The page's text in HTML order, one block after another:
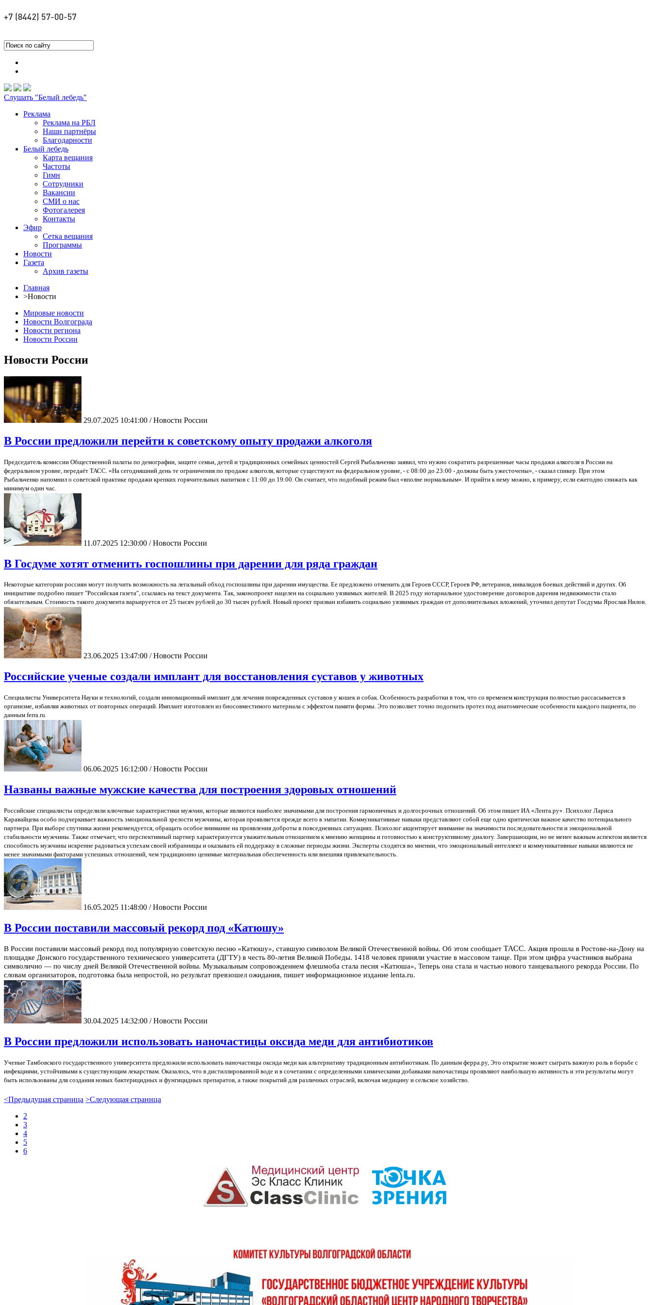
Слушать "Белый лебедь"
Реклама
Реклама на РБЛ
Наши партнёры
Благодарности
Белый лебедь
Карта вещания
Частоты
Гимн
Сотрудники
Вакансии
СМИ о нас
Фотогалерея
Контакты
Эфир
Сетка вещания
Программы
Новости
Газета
Архив газеты
Главная
>Новости
Мировые новости
Новости Волгограда
Новости региона
Новости России
Новости России
29.07.2025 10:41:00 / Новости России
В России предложили перейти к советскому опыту продажи алкоголя
Председатель комиссии Общественной палаты по демографии, защите семьи, детей и традиционных семейных ценностей Сергей Рыбальченко заявил, что нужно сократить разрешенные часы продажи алкоголя в России на
федеральном уровне, передаёт ТАСС. «На сегодняшний день те ограничения по продаже алкоголя, которые существуют на федеральном уровне, - с 08:00 до 23:00 - должны быть ужесточены», - сказал спикер. При этом
Рыбальченко напомнил о советской практике продажи крепких горячительных напитков с 11:00 до 19:00. Он считает, что подобный режим был «вполне нормальным». И прийти к нему можно, к примеру, если ежегодно снижать как
минимум один час.
11.07.2025 12:30:00 / Новости России
В Госдуме хотят отменить госпошлины при дарении для ряда граждан
Некоторые категории россиян могут получить возможность на легальный обход госпошлины при дарении имущества. Ее предложено отменить для Героев СССР, Героев РФ, ветеранов, инвалидов боевых действий и других. Об
инициативе подробно пишет "Российская газета", ссылаясь на текст документа. Так, законопроект нацелен на социально уязвимых жителей. В 2025 году нотариальное удостоверение договоров дарения недвижимости стало
обязательным. Стоимость такого документа варьируется от 25 тысяч рублей до 30 тысяч рублей. Новый проект призван избавить социально уязвимых граждан от дополнительных вложений, уточнил депутат Госдумы Ярослав Нилов.
23.06.2025 13:47:00 / Новости России
Российские ученые создали имплант для восстановления суставов у животных
Специалисты Университета Науки и технологий, создали инновационный имплант для лечения поврежденных суставов у кошек и собак. Особенность разработки в том, что со временем конструкция полностью рассасывается в
организме, избавляя животных от повторных операций. Имплант изготовлен из биосовместимого материала с эффектом памяти формы. Это позволяет точно подогнать протез под анатомические особенности каждого пациента, по
данным ferra.ru.
06.06.2025 16:12:00 / Новости России
Названы важные мужские качества для построения здоровых отношений
Российские специалисты определили ключевые характеристики мужчин, которые являются наиболее значимыми для построения гармоничных и долгосрочных отношений. Об этом пишет ИА «Лента.ру». Психолог Лариса
Каравайцева особо подчеркивает важность эмоциональной зрелости мужчины, которая проявляется прежде всего в эмпатии. Коммуникативные навыки представляют собой еще одно критически важное качество потенциального
партнера. При выборе спутника жизни рекомендуется, обращать особое внимание на проявления доброты в повседневных ситуациях. Психолог акцентирует внимание на значимости последовательности и эмоциональной
стабильности мужчины. Также отмечает, что перспективный партнер характеризуется уважительным отношением к мнению женщины и готовностью к конструктивному диалогу. Завершающим, но не менее важным аспектом является
способность мужчины искренне радоваться успехам своей избранницы и оказывать ей поддержку в сложные периоды жизни. Эксперты сходятся во мнении, что эмоциональный интеллект и коммуникативные навыки являются не
менее значимыми факторами успешных отношений, чем традиционно ценимые материальная обеспеченность или внешняя привлекательность.
16.05.2025 11:48:00 / Новости России
В России поставили массовый рекорд под «Катюшу»
В России поставили массовый рекорд под популярную советскую песню «Катюшу», ставшую символом Великой Отечественной войны. Об этом сообщает ТАСС. Акция прошла в Ростове-на-Дону на
площадке Донского государственного технического университета (ДГТУ) в честь 80-летия Великой Победы. 1418 человек приняли участие в массовом танце. При этом цифра участников выбрана
символично — по числу дней Великой Отечественной войны. Музыкальным сопровождением флешмоба стала песня «Катюша», Теперь она стала и частью нового танцевального рекорда России. По
словам организаторов, подготовка была непростой, но результат превзошел ожидания, пишет информационное издание lenta.ru.
30.04.2025 14:32:00 / Новости России
В России предложили использовать наночастицы оксида меди для антибиотиков
Ученые Тамбовского государственного университета предложили использовать наночастицы оксида меди как альтернативу традиционным антибиотикам. По данным ферра.ру, Это открытие может сыграть важную роль в борьбе с
инфекциями, устойчивыми к существующим лекарствам. Оказалось, что в дистиллированной воде и в сочетании с определенными химическими добавками наночастицы проявляют наибольшую активность и эти результаты могут
быть использованы для создания новых бактерицидных и фунгицидных препаратов, а также покрытий для различных отраслей, включая медицину и сельское хозяйство.
<Предыдущая страница >Следующая страница
2
3
4
5
6